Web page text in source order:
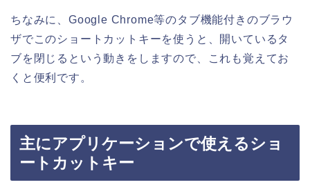
ちなみに、Google Chrome等のタブ機能付きのブラウ
ザでこのショートカットキーを使うと、開いているタ
ブを閉じるという動きをしますので、これも覚えてお
くと便利です。
主にアプリケーションで使えるショ
ートカットキー